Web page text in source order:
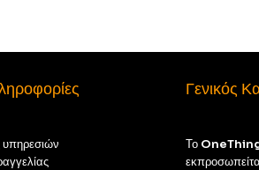
Γενικός
Το